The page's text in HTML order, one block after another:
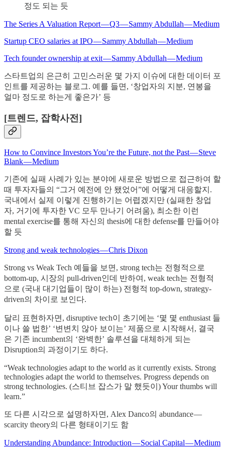
정도 되는 듯
The Series A Valuation Report — Q3 — Sammy Abdullah — Medium
Startup CEO salaries at IPO — Sammy Abdullah — Medium
Tech founder ownership at exit — Sammy Abdullah — Medium
스타트업의 은근히 고민스러운 몇 가지 이슈에 대한 데이터 포
인트를 제공하는 블로그. 예를 들면, ‘창업자의 지분, 연봉을
얼마 정도로 하는게 좋은가’ 등
[트렌드, 잡학사전]
How to Convince Investors You’re the Future, not the Past — Steve
Blank — Medium
기존에 실패 사례가 있는 분야에 새로운 방법으로 접근하여 할
때 투자자들의 “그거 예전에 안 됐었어”에 어떻게 대응할지.
국내에서 실제 이렇게 진행하기는 어렵겠지만 (실패한 창업
자, 거기에 투자한 VC 모두 만나기 어려움), 최소한 이런
mental exercise를 통해 자신의 thesis에 대한 defense를 만들어야
할 듯
Strong and weak technologies — Chris Dixon
Strong vs Weak Tech 예들을 보면, strong tech는 전형적으로
bottom-up, 시장의 pull-driven인데 반하여, weak tech는 전형적
으로 (국내 대기업들이 많이 하는) 전형적 top-down, strategy-
driven의 차이로 보인다.
달리 표현하자면, disruptive tech이 초기에는 ‘몇 몇 enthusiast 들
이나 쓸 법한’ ‘변변치 않아 보이는’ 제품으로 시작해서, 결국
은 기존 incumbent의 ‘완벽한’ 솔루션을 대체하게 되는
Disruption의 과정이기도 하다.
“Weak technologies adapt to the world as it currently exists. Strong
technologies adapt the world to themselves. Progress depends on
strong technologies. (스티브 잡스가 말 했듯이) Your thumbs will
learn.”
또 다른 시각으로 설명하자면, Alex Danco의 abundance —
scarcity theory의 다른 형태이기도 함
Understanding Abundance: Introduction — Social Capital — Medium